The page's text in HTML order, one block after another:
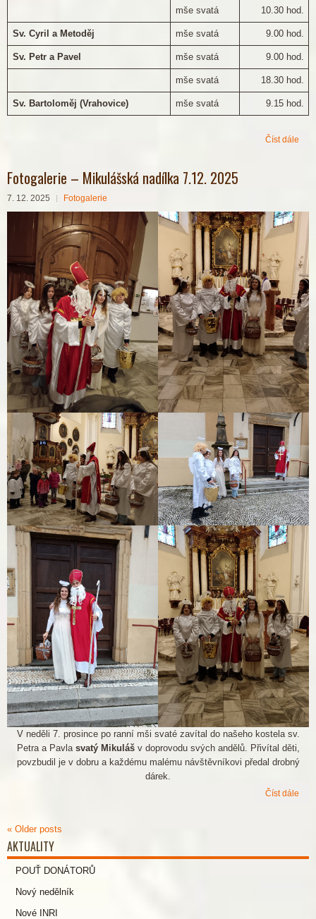
mše svatá 10.30 hod.
Sv. Cyril a Metoděj mše svatá 9.00 hod.
Sv. Petr a Pavel mše svatá 9.00 hod.
mše svatá 18.30 hod.
Sv. Bartoloměj (Vrahovice) mše svatá 9.15 hod.
Číst dále
Fotogalerie – Mikulášská nadílka 7.12. 2025
7. 12. 2025 Fotogalerie
V neděli 7. prosince po ranní mši svaté zavítal do našeho kostela sv.
Petra a Pavla svatý Mikulášv doprovodu svých andělů. Přivítal děti,
povzbudil je v dobru a každému malému návštěvníkovi předal drobný
dárek.
Číst dále
« Older posts
AKTUALITY
POUŤ DONÁTORŮ
Nový nedělník
Nové INRI